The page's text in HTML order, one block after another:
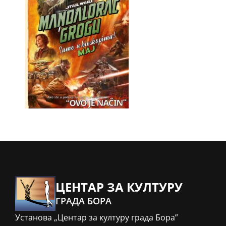
ЦЕНТАР ЗА КУЛТУРУ
ГРАДА БОРА
Установа „Центар за културу града Бора”